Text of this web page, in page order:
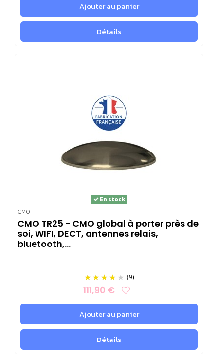
Ajouter au panier
Détails
CMO
En stock
CMO TR25 - CMO global à porter près de
soi, WIFI, DECT, antennes relais,
bluetooth,...
(9)
111,90 €
Ajouter au panier
Détails